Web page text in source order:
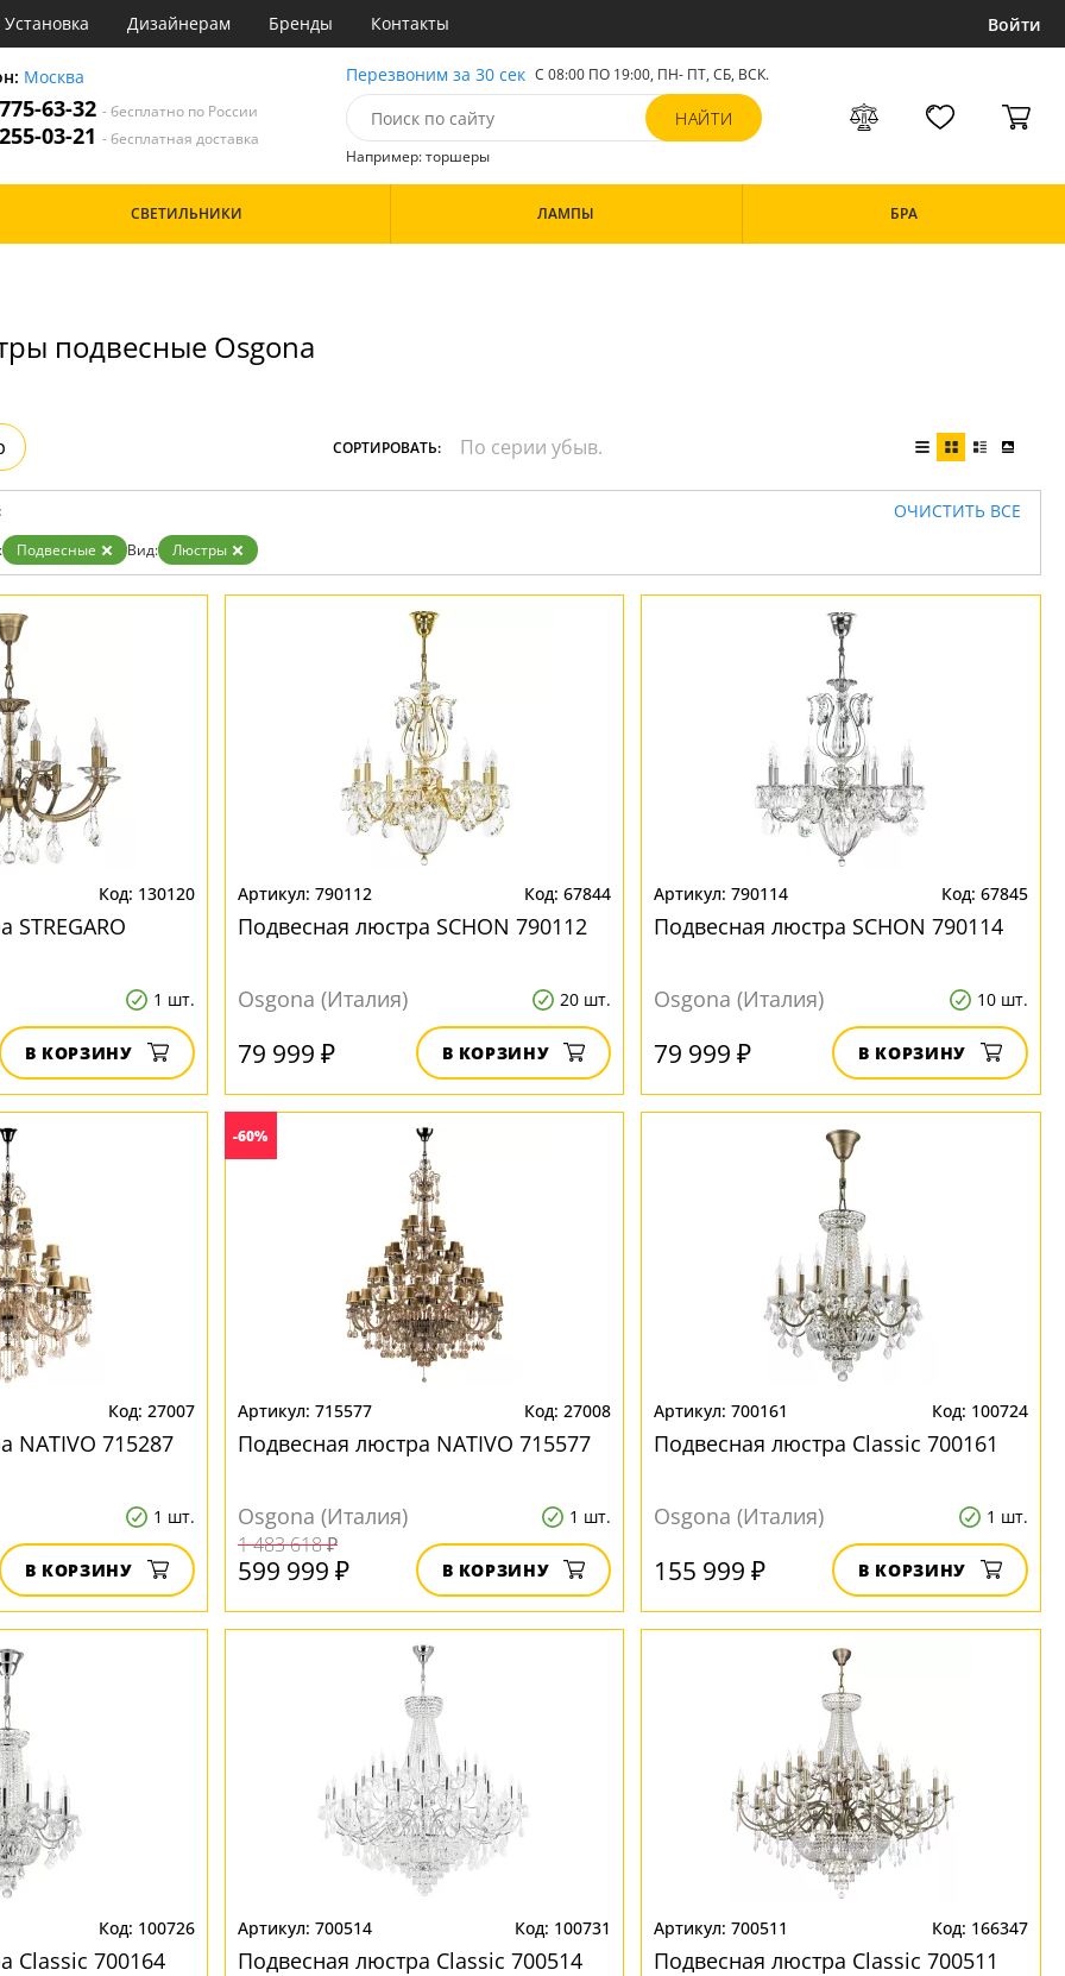
Установка Дизайнерам Бренды Контакты Войти
Москва
63-32 - бесплатно по России
03-21 - бесплатная доставка
Перезвоним за 30 сек С 08:00 ПО 19:00, ПН- ПТ,СБ, ВСК.
Например: торшеры
Черные
СВЕТИЛЬНИКИ ЛАМПЫ БРА
подвесные Osgona
СОРТИРОВАТЬ:
ОЧИСТИТЬ ВСЕ
Подвесные Вид: Люстры
130120
STREGARO
1 шт.
В КОРЗИНУ
790112 67844
Подвесная люстра SCHON 790112
Osgona (Италия) 20 шт.
79 999 ₽ В КОРЗИНУ
790114 67845
Подвесная люстра SCHON 790114
Osgona (Италия) 10 шт.
79 999 ₽ В КОРЗИНУ
27007
NATIVO 715287
1 шт.
В КОРЗИНУ
-60%
715577 27008
Подвесная люстра NATIVO 715577
Osgona (Италия) 1 шт.
1 483 618 ₽
599 999 ₽ В КОРЗИНУ
700161 100724
Подвесная люстра Classic 700161
Osgona (Италия) 1 шт.
155 999 ₽ В КОРЗИНУ
100726
Classic 700164
700514 100731
Подвесная люстра Classic 700514
700511 166347
Подвесная люстра Classic 700511